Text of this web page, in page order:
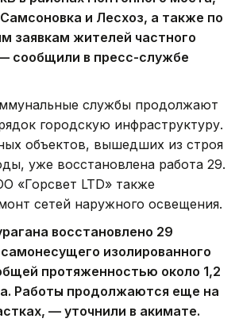
и Лесхоз, а также по
заявкам жителей частного
сообщили в пресс-службе
службы продолжают
городскую инфраструктуру.
объектов, вышедших из строя
уже восстановлена работа 29.
«Горсвет LTD» также
сетей наружного освещения.
восстановлено 29
изолированного
протяженностью около 1,2
Работы продолжаются еще на
— уточнили в акимате.